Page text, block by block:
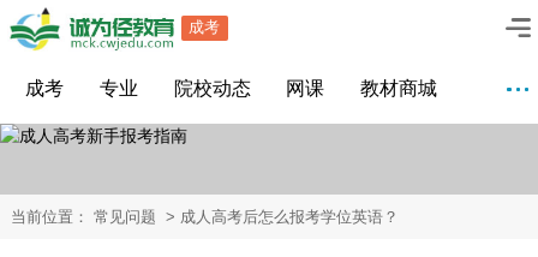
成考
成考 专业 院校动态 网课 教材商城
当前位置： 常见问题 > 成人高考后怎么报考学位英语？